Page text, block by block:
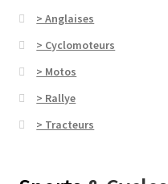
> Anglaises
> Cyclomoteurs
> Motos
> Rallye
> Tracteurs